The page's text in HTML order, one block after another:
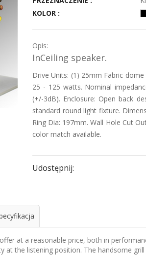
KOLOR :
Opis:
InCeiling speaker.
Drive Units: (1) 25mm Fabric
25 - 125 watts. Nominal
(+/-3dB). Enclosure: Open back
standard round light fixture.
Ring Dia: 197mm. Wall Hole Cut
color match available.
Udostępnij:
at a reasonable price, both in
at the listening position. The handsome